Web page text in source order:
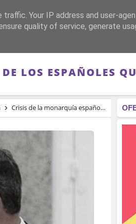
DE ESPAÑA MEMORIA
LOS ESPAÑOLES
Crisis de la monarquía española: El 53% de los españoles quieren una república
Your IP address and user-
quality of service, generate